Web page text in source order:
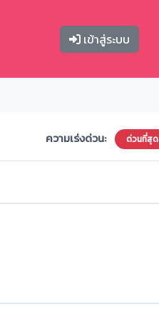
เข้าสู่ระบบ
ความเร่งด่วน: ด่วนที่สุด